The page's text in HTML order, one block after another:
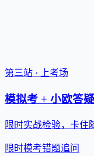
第三站 · 上考场
模拟考 + 小欧答疑
限时实战检验，卡住
限时模考错题追问